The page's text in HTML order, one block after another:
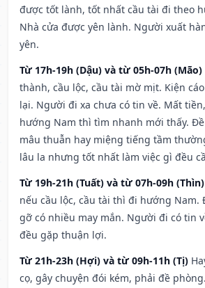
được tốt lành, tốt nhất cầu tài đi theo
Nhà cửa được yên lành. Người xuất
yên.
Từ 17h-19h (Dậu) và từ 05h-07h (Mão)
thành, cầu lộc, cầu tài mờ mịt. Kiện
lại. Người đi xa chưa có tin về. Mất
hướng Nam thì tìm nhanh mới thấy.
mâu thuẫn hay miệng tiếng tầm
lâu la nhưng tốt nhất làm việc gì đều
Từ 19h-21h (Tuất) và từ 07h-09h (Thìn)
nếu cầu lộc, cầu tài thì đi hướng Nam.
gỡ có nhiều may mắn. Người đi có tin
đều gặp thuận lợi.
Từ 21h-23h (Hợi) và từ 09h-11h (Tị)
cọ, gây chuyện đói kém, phải đề